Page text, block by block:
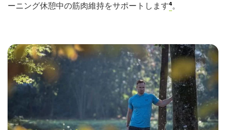
ーニング休憩中の筋肉維持をサポートします⁴。